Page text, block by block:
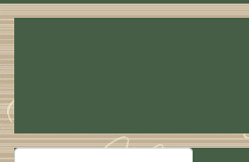
Rechercher